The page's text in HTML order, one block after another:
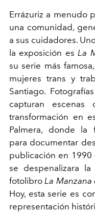
Errázuriz a menudo
una comunidad,
a sus cuidadores.
la exposición es La
su serie más
mujeres trans y
Santiago.
capturan escenas
transformación en
Palmera, donde la
para documentar
publicación en 1990
se despenalizara la
fotolibro La
Hoy, esta serie es
representación